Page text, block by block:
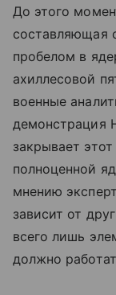
До этого
составляющая
пробелом в
ахиллесовой
военные
демонстрация
закрывает
полноценной
мнению
зависит от
всего лишь
должно